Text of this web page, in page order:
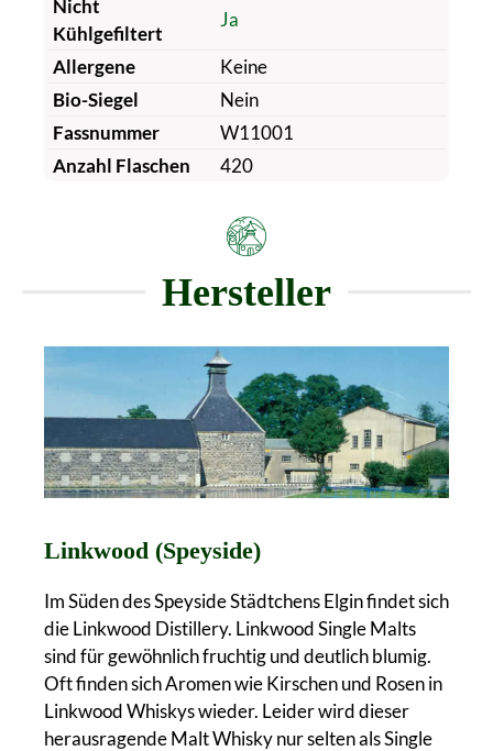
Nicht
Kühlgefiltert
Ja
Allergene
Keine
Bio-Siegel
Nein
Fassnummer
W11001
Anzahl Flaschen
420
Hersteller
Linkwood (Speyside)
Im Süden des Speyside Städtchens Elgin findet sich
die Linkwood Distillery. Linkwood Single Malts
sind für gewöhnlich fruchtig und deutlich blumig.
Oft finden sich Aromen wie Kirschen und Rosen in
Linkwood Whiskys wieder. Leider wird dieser
herausragende Malt Whisky nur selten als Single